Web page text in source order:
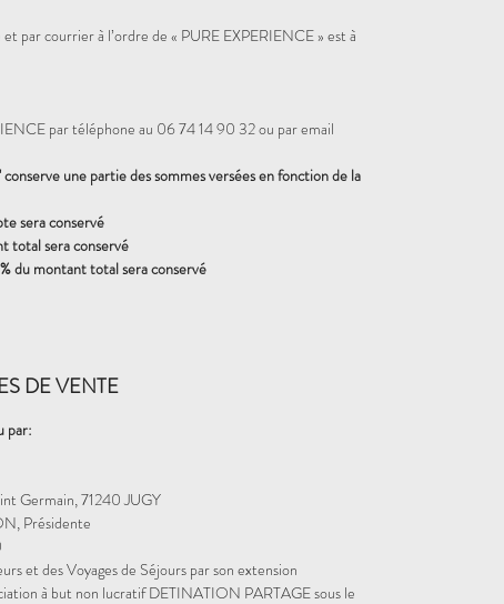
par courrier à l’ordre de « PURE EXPERIENCE » est à
par téléphone au 06 74 14 90 32 ou par email
une partie des sommes versées en fonction de la
sera conservé
total sera conservé
du montant total sera conservé
DE VENTE
par:
71240 JUGY
Présidente
et des Voyages de Séjours par son extension
à but non lucratif DETINATION PARTAGE sous le